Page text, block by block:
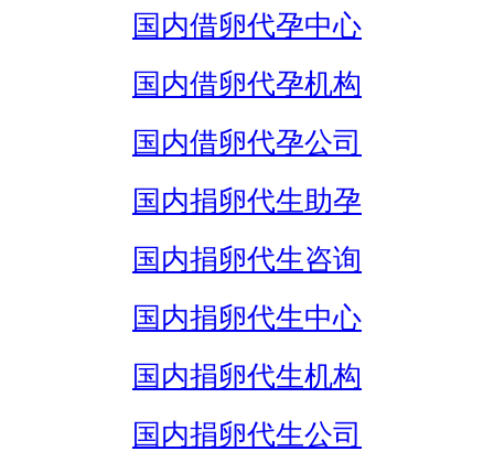
国内借卵代孕中心
国内借卵代孕机构
国内借卵代孕公司
国内捐卵代生助孕
国内捐卵代生咨询
国内捐卵代生中心
国内捐卵代生机构
国内捐卵代生公司